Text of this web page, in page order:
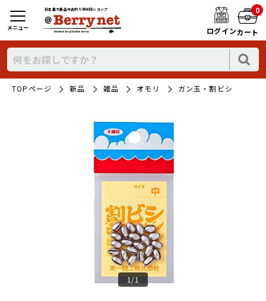
日本最大新品中古釣り具WEBショップ
ログイン
0
カート
メニュー
TOPページ 新品 雑品 オモリ ガン玉・割ビシ
1/1